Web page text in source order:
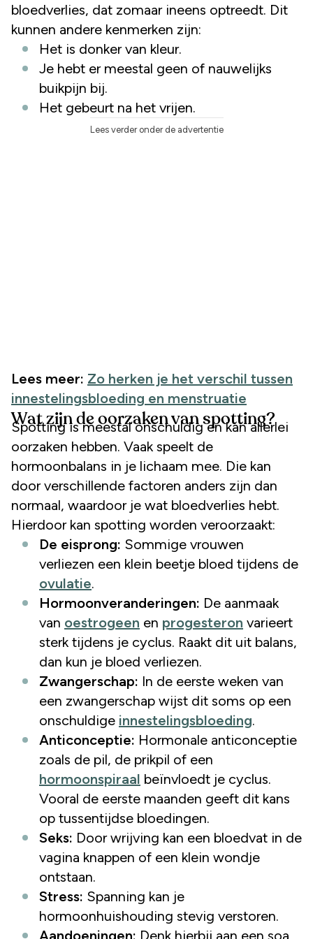
bloedverlies, dat zomaar ineens optreedt. Dit
kunnen andere kenmerken zijn:
Het is donker van kleur.
Je hebt er meestal geen of nauwelijks
buikpijn bij.
Het gebeurt na het vrijen.
Lees verder onder de advertentie
Lees meer: Zo herken je het verschil tussen
innestelingsbloeding en menstruatie
Wat zijn de oorzaken van spotting?
Spotting is meestal onschuldig en kan allerlei
oorzaken hebben. Vaak speelt de
hormoonbalans in je lichaam mee. Die kan
door verschillende factoren anders zijn dan
normaal, waardoor je wat bloedverlies hebt.
Hierdoor kan spotting worden veroorzaakt:
De eisprong: Sommige vrouwen
verliezen een klein beetje bloed tijdens de
ovulatie.
Hormoonveranderingen: De aanmaak
van oestrogeen en progesteron varieert
sterk tijdens je cyclus. Raakt dit uit balans,
dan kun je bloed verliezen.
Zwangerschap: In de eerste weken van
een zwangerschap wijst dit soms op een
onschuldige innestelingsbloeding.
Anticonceptie: Hormonale anticonceptie
zoals de pil, de prikpil of een
hormoonspiraal beïnvloedt je cyclus.
Vooral de eerste maanden geeft dit kans
op tussentijdse bloedingen.
Seks: Door wrijving kan een bloedvat in de
vagina knappen of een klein wondje
ontstaan.
Stress: Spanning kan je
hormoonhuishouding stevig verstoren.
Aandoeningen: Denk hierbij aan een soa